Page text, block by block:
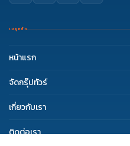
เมนูหลัก
หน้าแรก
จัดกรุ๊ปทัวร์
เกี่ยวกับเรา
ติดต่อเรา